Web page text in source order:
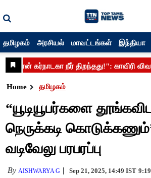
தமிழகம் அரசியல் மாவட்டங்கள் இந்தியா
Home தமிழகம்
“யூடியூபர்களை
நெருக்கடி
வடிவேலு பரபரப்பு
By AISHWARYA G Sep 21, 2025, 14:49 IST